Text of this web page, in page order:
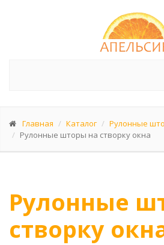
Главная Каталог
Рулонные
Рулонные шторы на створку окна
Рулонные
створку